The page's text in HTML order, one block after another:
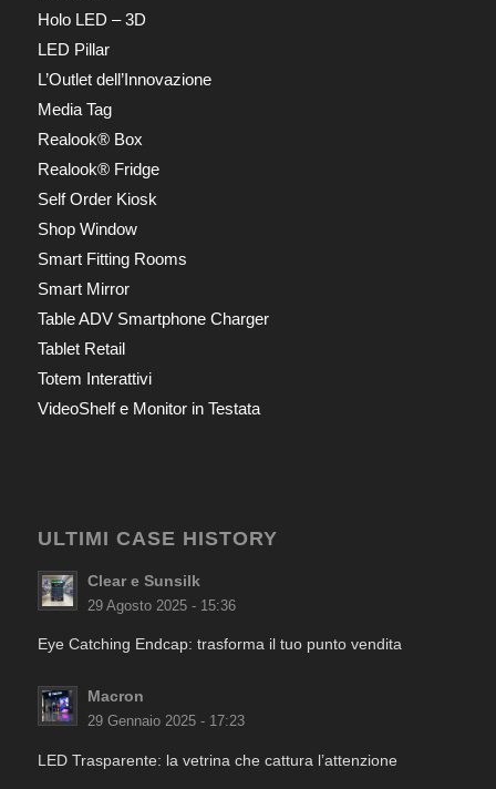
Holo LED – 3D
LED Pillar
L’Outlet dell’Innovazione
Media Tag
Realook® Box
Realook® Fridge
Self Order Kiosk
Shop Window
Smart Fitting Rooms
Smart Mirror
Table ADV Smartphone Charger
Tablet Retail
Totem Interattivi
VideoShelf e Monitor in Testata
ULTIMI CASE HISTORY
Clear e Sunsilk
29 Agosto 2025 - 15:36
Eye Catching Endcap: trasforma il tuo punto vendita
Macron
29 Gennaio 2025 - 17:23
LED Trasparente: la vetrina che cattura l’attenzione